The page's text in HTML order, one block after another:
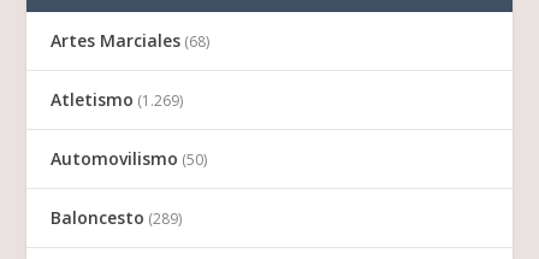
Artes Marciales (68)
Atletismo (1.269)
Automovilismo (50)
Baloncesto (289)